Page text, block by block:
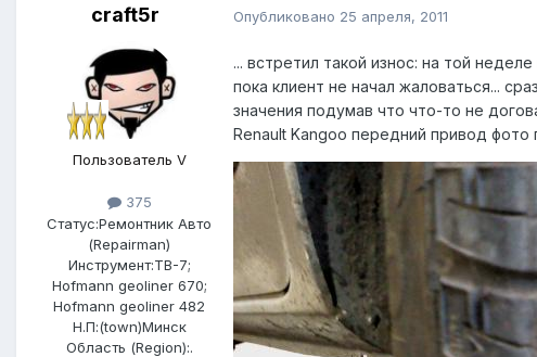
craft5r
Пользователь V
375
Статус:Ремонтник Авто
(Repairman)
Инструмент:ТВ-7;
Hofmann geoliner 670;
Hofmann geoliner 482
Н.П:(town)Минск
Область (Region):.
Опубликовано 25 апреля, 2011
... встретил такой износ: на той
пока клиент не начал жаловаться...
значения подумав что что-то не
Renault Kangoo передний привод фото